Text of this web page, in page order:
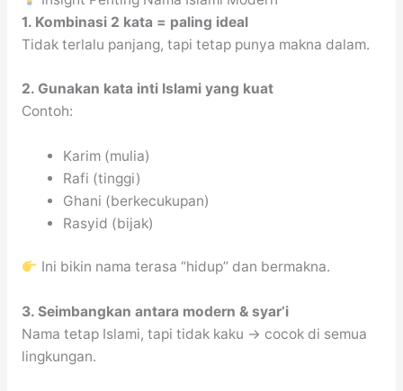
1. Kombinasi 2 kata = paling ideal
Tidak terlalu panjang, tapi tetap punya makna dalam.
2. Gunakan kata inti Islami yang kuat
Contoh:
Karim (mulia)
Rafi (tinggi)
Ghani (berkecukupan)
Rasyid (bijak)
Ini bikin nama terasa “hidup” dan bermakna.
3. Seimbangkan antara modern & syar’i
Nama tetap Islami, tapi tidak kaku → cocok di semua
lingkungan.